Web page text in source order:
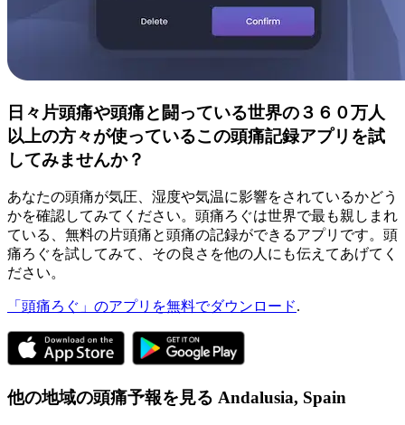
日々片頭痛や頭痛と闘っている世界の３６０万人
以上の方々が使っているこの頭痛記録アプリを試
してみませんか？
あなたの頭痛が気圧、湿度や気温に影響をされているかどう
かを確認してみてください。頭痛ろぐは世界で最も親しまれ
ている、無料の片頭痛と頭痛の記録ができるアプリです。頭
痛ろぐを試してみて、その良さを他の人にも伝えてあげてく
ださい。
「頭痛ろぐ」のアプリを無料でダウンロード.
他の地域の頭痛予報を見る Andalusia, Spain